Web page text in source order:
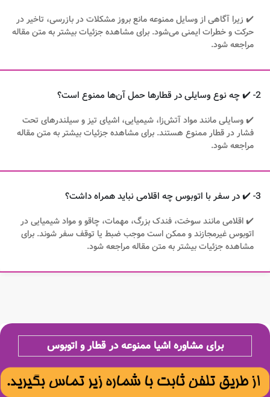
✔️ زیرا آگاهی از وسایل ممنوعه مانع بروز مشکلات در بازرسی، تاخیر در
حرکت و خطرات ایمنی می‌شود. برای مشاهده جزئیات بیشتر به متن مقاله
مراجعه شود.
2- ✔️ چه نوع وسایلی در قطارها حمل آن‌ها ممنوع است؟
✔️ وسایلی مانند مواد آتش‌زا، شیمیایی، اشیای تیز و سیلندرهای تحت
فشار در قطار ممنوع هستند. برای مشاهده جزئیات بیشتر به متن مقاله
مراجعه شود.
3- ✔️ در سفر با اتوبوس چه اقلامی نباید همراه داشت؟
✔️ اقلامی مانند سوخت، فندک بزرگ، مهمات، چاقو و مواد شیمیایی در
اتوبوس غیرمجازند و ممکن است موجب ضبط یا توقف سفر شوند. برای
مشاهده جزئیات بیشتر به متن مقاله مراجعه شود.
برای مشاوره اشیا ممنوعه در قطار و اتوبوس